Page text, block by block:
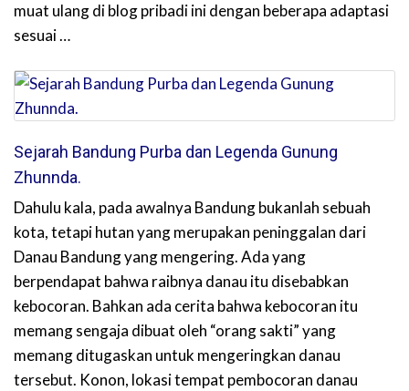
muat ulang di blog pribadi ini dengan beberapa adaptasi
sesuai …
Sejarah Bandung Purba dan Legenda Gunung
Zhunnda.
Dahulu kala, pada awalnya Bandung bukanlah sebuah
kota, tetapi hutan yang merupakan peninggalan dari
Danau Bandung yang mengering. Ada yang
berpendapat bahwa raibnya danau itu disebabkan
kebocoran. Bahkan ada cerita bahwa kebocoran itu
memang sengaja dibuat oleh “orang sakti” yang
memang ditugaskan untuk mengeringkan danau
tersebut. Konon, lokasi tempat pembocoran danau